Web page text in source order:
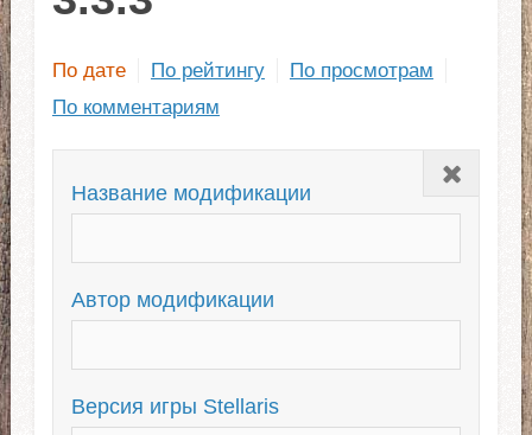
По дате По рейтингу
По просмотрам
По комментариям
Закрыть
Название модификации
Автор модификации
Версия игры Stellaris